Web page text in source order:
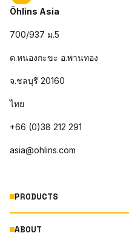
Öhlins Asia
700/937 ม.5
ต.หนองกะขะ อ.พานทอง
จ.ชลบุรี 20160
ไทย
+66 (0)38 212 291
asia@ohlins.com
PRODUCTS
ABOUT